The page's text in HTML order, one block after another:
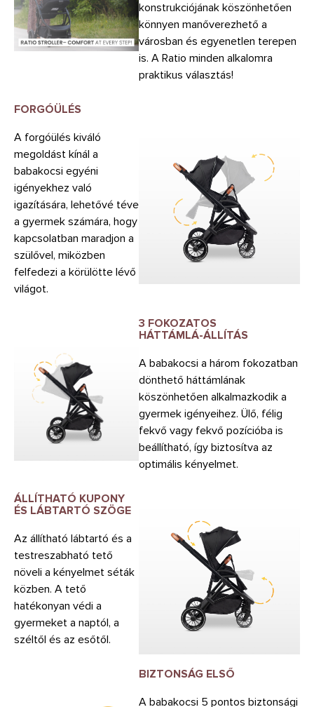
konstrukciójának köszönhetően
könnyen manőverezhető a
városban és egyenetlen terepen
is. A Ratio minden alkalomra
praktikus választás!
FORGÓÜLÉS
A forgóülés kiváló
megoldást kínál a
babakocsi egyéni
igényekhez való
igazítására, lehetővé téve
a gyermek számára, hogy
kapcsolatban maradjon a
szülővel, miközben
felfedezi a körülötte lévő
világot.
3 FOKOZATOS
HÁTTÁMLÁ-ÁLLÍTÁS
A babakocsi a három fokozatban
dönthető háttámlának
köszönhetően alkalmazkodik a
gyermek igényeihez. Ülő, félig
fekvő vagy fekvő pozícióba is
beállítható, így biztosítva az
optimális kényelmet.
ÁLLÍTHATÓ KUPONY
ÉS LÁBTARTÓ SZÖGE
Az állítható lábtartó és a
testreszabható tető
növeli a kényelmet séták
közben. A tető
hatékonyan védi a
gyermeket a naptól, a
széltől és az esőtől.
BIZTONSÁG ELSŐ
A babakocsi 5 pontos biztonsági